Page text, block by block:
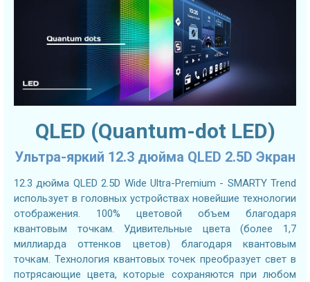
QLED (Quantum-dot LED)
Ультра-яркий 12.3 дюйма QLED 2.5D Экран
12.3 дюйма QLED 2.5D Wide Ultra-Premium - SMARTY Trend
использует в головных устройствах новейшие технологии
отображения. 100% цветовой объем благодаря
квантовым точкам. Удивительные цвета (более 1,7
миллиарда оттенков цветов) благодаря квантовым
точкам. Технология квантовых точек преобразует свет в
потрясающие цвета, которые сохраняются при любом